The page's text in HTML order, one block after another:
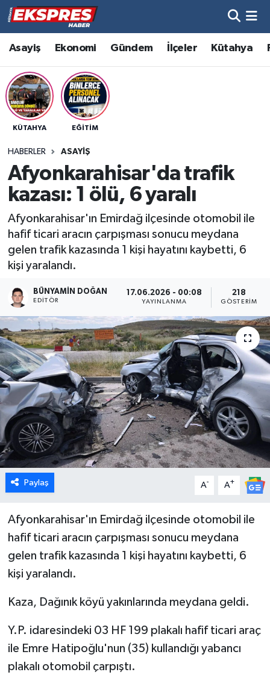
Asayiş Ekonomi Gündem İlçeler Kütahya
KÜTAHYA EĞITIM
HABERLER ASAYIŞ
Afyonkarahisar'da trafik
kazası: 1 ölü, 6 yaralı
Afyonkarahisar'ın Emirdağ ilçesinde otomobil ile
hafif ticari aracın çarpışması sonucu meydana
gelen trafik kazasında 1 kişi hayatını kaybetti, 6
kişi yaralandı.
BÜNYAMIN DOĞAN
EDITÖR
17.06.2026 - 00:08
YAYINLANMA
218
GÖSTERIM
Paylaş A- A+
Afyonkarahisar'ın Emirdağ ilçesinde otomobil ile
hafif ticari aracın çarpışması sonucu meydana
gelen trafik kazasında 1 kişi hayatını kaybetti, 6
kişi yaralandı.
Kaza, Dağınık köyü yakınlarında meydana geldi.
Y.P. idaresindeki 03 HF 199 plakalı hafif ticari araç
ile Emre Hatipoğlu'nun (35) kullandığı yabancı
plakalı otomobil çarpıştı.
Altıntaş
Asayiş
Aslanapa
Bölge
Çavdarhisar
Domaniç
Dumlupınar
Dünya
Eğitim
Ekonomi
Emet
Foto Galeri
Gediz
Genel
Hisarcık
İlçeler
Köşe Yazıları
Kültür Sanat
Kütahya
Hava Durumu
Trafik Durumu
Süper Lig Puan Durumu ve Fikstür
Son Dakika Haberleri
Haber Arşivi